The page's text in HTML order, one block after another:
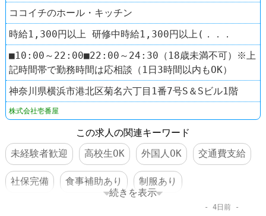
ココイチのホール・キッチン
時給1,300円以上 研修中時給1,300円以上(．．．
■10:00～22:00■22:00～24:30（18歳未満不可）※上
記時間帯で勤務時間は応相談（1日3時間以内もOK）
神奈川県横浜市港北区菊名六丁目1番7号S＆Sビル1階
株式会社壱番屋
この求人の関連キーワード
未経験者歓迎
高校生OK 外国人OK 交通費支給
社保完備 食事補助あり 制服あり
続きを表示
4日前